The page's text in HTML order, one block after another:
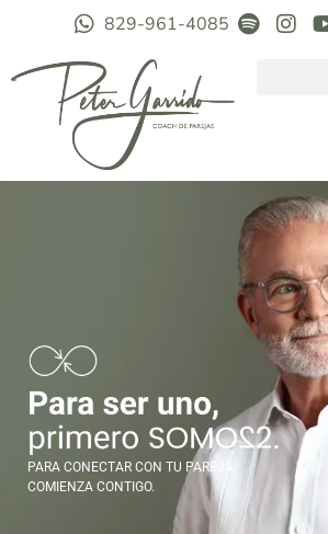
829-961-4085
PARA CONECTAR CON TU PAREJA,
COMIENZA CONTIGO.